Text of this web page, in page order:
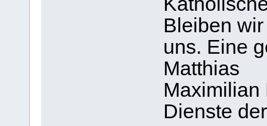
Bleiben
uns. Eine
Matthias
Maximilian
Dienste